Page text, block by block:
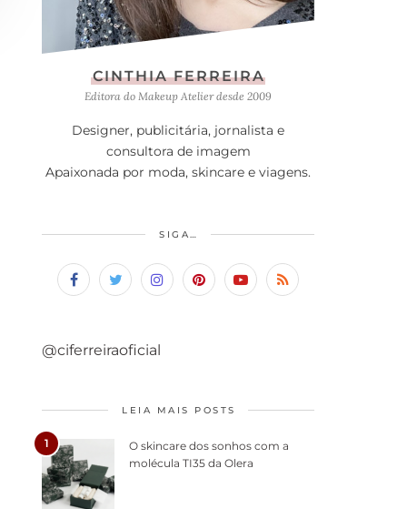
CINTHIA FERREIRA
Editora do Makeup Atelier desde 2009
Designer, publicitária, jornalista e
consultora de imagem
Apaixonada por moda, skincare e viagens.
SIGA…
@ciferreiraoficial
LEIA MAIS POSTS
1
O skincare dos sonhos com a
molécula TI35 da Olera